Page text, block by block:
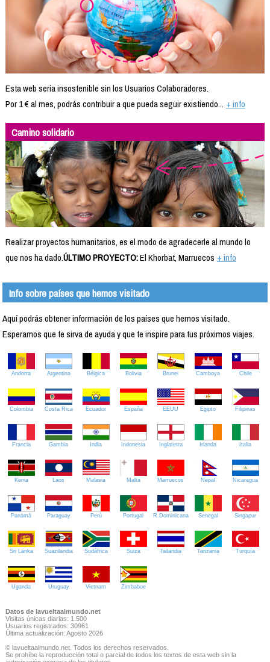
Esta web sería insostenible sin los Usuarios Colaboradores.
Por 1 € al mes, podrás contribuir a que pueda seguir existiendo... + info
Camino solidario
Realizar proyectos humanitarios, es el modo de agradecerle al mundo lo
que nos ha dado.ÚLTIMO PROYECTO:El Khorbat, Marruecos + info
Info sobre países que hemos visitado
Aquí podrás obtener información de los países que hemos visitado.
Esperamos que te sirva de ayuda y que te inspire para tus próximos viajes.
Andorra Argentina Bélgica Bolivia Brunei Camboya Chile
Colombia Costa Rica Ecuador España EEUU Egipto Filipinas
Francia Gambia India Indonesia Inglaterra Irlanda Italia
Kenia Laos Malasia Malta Marruecos Nepal Nicaragua
Panamá Paraguay Perú Portugal R.Dominicana Senegal Singapur
Sri Lanka Suazilandia Sudáfrica Suiza Tailandia Tanzania Turquía
Uganda Uruguay Vietnam Zimbabue
Datos de lavueltaalmundo.net
Visitas únicas diarias: 1.500
Usuarios registrados: 30961
Última actualización: Agosto 2026
© lavueltaalmundo.net. Todos los derechos reservados.
Se prohíbe la reproducción total o parcial de todos los textos de esta web sin la